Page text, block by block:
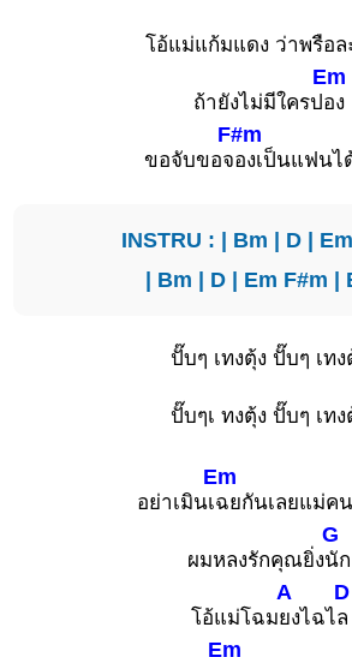
โอ้แม่แก้มแดง ว่าพรือล
ถ้ายังไม่มีใครป
Em
อง
ขอจับขอจ
F#m
องเป็นแฟนไ
INSTRU : | Bm | D| Em
| Bm | D | Em F#m |
ปั๊บๆ เทงตุ้ง ปั๊บๆ เทง
ปั๊บๆเ ทงตุ้ง ปั๊บๆ เทง
อย่าเมินเ
Em
ฉยกันเลยแม่ค
ผมหลงรักคุณยิ่ง
G
นัก
โอ้แม่โฉม
A
ยงไฉไ
D
ล
Em